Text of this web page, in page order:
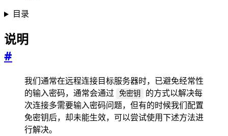
目录
说明
#
我们通常在远程连接目标服务器时，已避免经常性
的输入密码，通常会通过 免密钥
的方式以解决每
次连接多需要输入密码问题，但有的时候我们配置
免密钥后，却未能生效，可以尝试使用下述方法进
行解决。